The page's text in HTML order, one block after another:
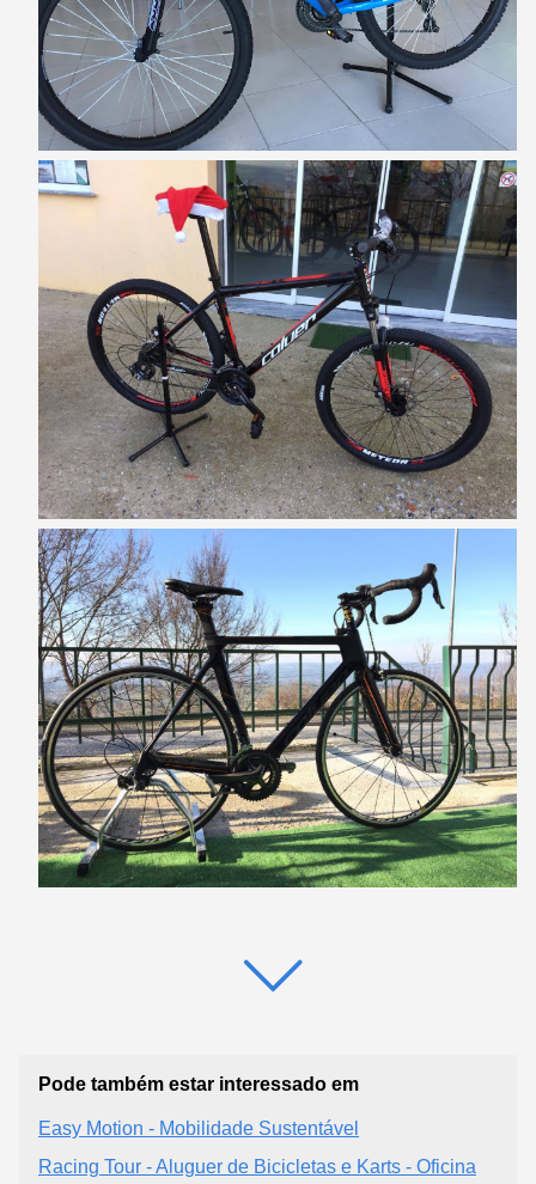
Pode também estar interessado em
Easy Motion - Mobilidade Sustentável
Racing Tour - Aluguer de Bicicletas e Karts - Oficina